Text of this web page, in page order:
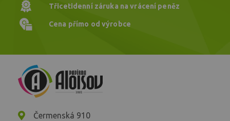
Třicetidenní záruka na vrácení peněz
Cena přímo od výrobce
Čermenská 910